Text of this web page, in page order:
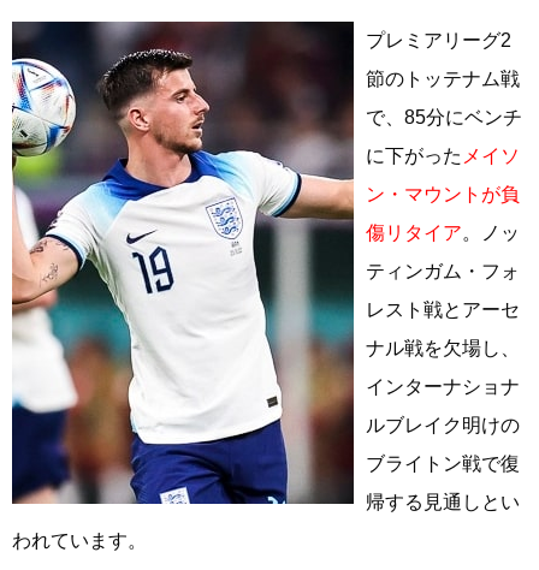
プレミアリーグ2
節のトッテナム戦
で、85分にベンチ
に下がった メイソ
ン・マウントが負
傷リタイア。ノッ
ティンガム・フォ
レスト戦とアーセ
ナル戦を欠場し、
インターナショナ
ルブレイク明けの
ブライトン戦で復
帰する見通しとい
われています。